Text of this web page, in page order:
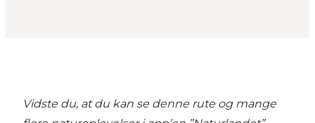
Vidste du, at du kan se denne rute og mange